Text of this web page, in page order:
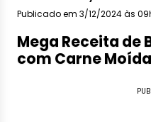
Publicado em 3/12/2024 às
Mega Receita de
com Carne